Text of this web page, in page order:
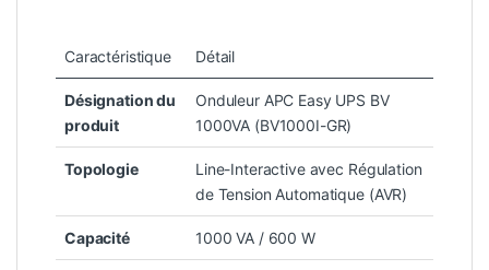
Caractéristique Détail
Désignation du
produit
Onduleur APC Easy UPS BV
1000VA (BV1000I-GR)
Topologie
Line-Interactive avec Régulation
de Tension Automatique (AVR)
Capacité 1000 VA / 600 W